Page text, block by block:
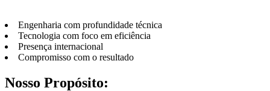
Engenharia com profundidade técnica
Tecnologia com foco em eficiência
Presença internacional
Compromisso com o resultado
Nosso Propósito: